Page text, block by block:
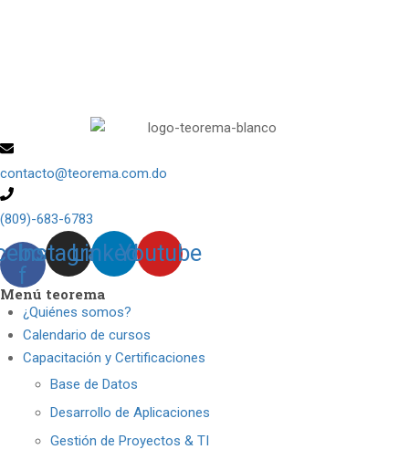
contacto@teorema.com.do
(809)-683-6783
f
Instagram
LinkedinYoutube
Menú teorema
¿Quiénes somos?
Calendario de cursos
Capacitación y Certificaciones
Base de Datos
Desarrollo de Aplicaciones
Gestión de Proyectos & TI